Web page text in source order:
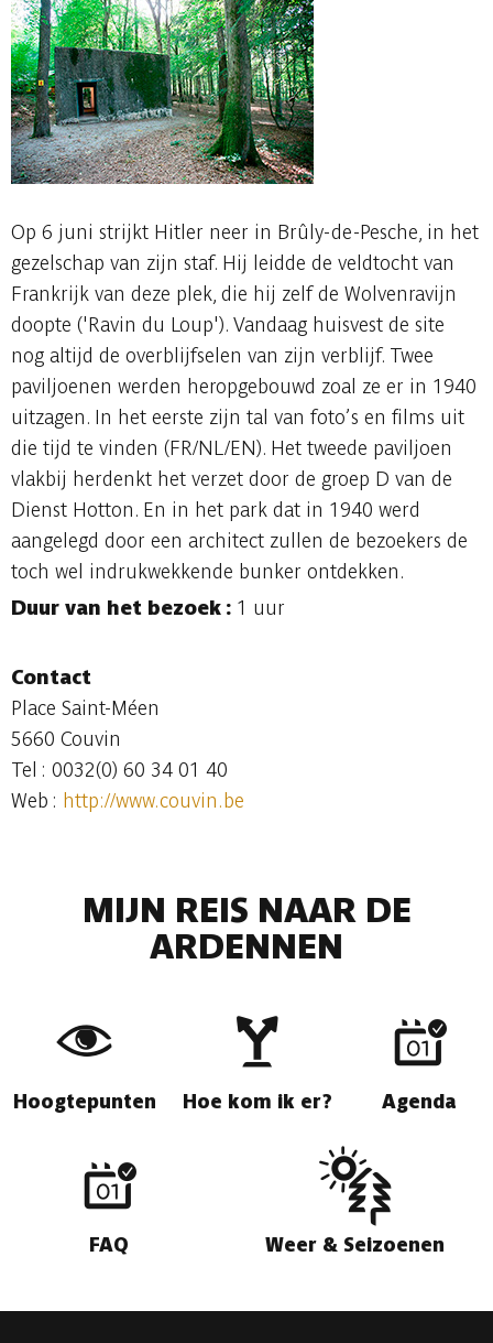
Op 6 juni strijkt Hitler neer in Brûly-de-Pesche, in het
gezelschap van zijn staf. Hij leidde de veldtocht van
Frankrijk van deze plek, die hij zelf de Wolvenravijn
doopte ('Ravin du Loup'). Vandaag huisvest de site
nog altijd de overblijfselen van zijn verblijf. Twee
paviljoenen werden heropgebouwd zoal ze er in 1940
uitzagen. In het eerste zijn tal van foto’s en films uit
die tijd te vinden (FR/NL/EN). Het tweede paviljoen
vlakbij herdenkt het verzet door de groep D van de
Dienst Hotton. En in het park dat in 1940 werd
aangelegd door een architect zullen de bezoekers de
toch wel indrukwekkende bunker ontdekken.
Duur van het bezoek : 1 uur
Contact
Place Saint-Méen
5660 Couvin
Tel : 0032(0) 60 34 01 40
Web : http://www.couvin.be
MIJN REIS NAAR DE
ARDENNEN
Hoogtepunten Hoe kom ik er? Agenda
FAQ Weer & Seizoenen